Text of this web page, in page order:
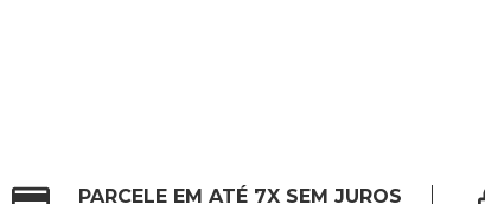
PARCELE EM ATÉ 7X SEM JUROS